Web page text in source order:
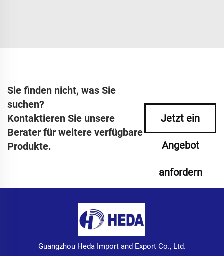
Sie finden nicht, was Sie
suchen?
Kontaktieren Sie unsere
Berater für weitere verfügbare
Produkte.
Jetzt ein
Angebot
anfordern
Guangzhou Heda Import and Export Co., Ltd.